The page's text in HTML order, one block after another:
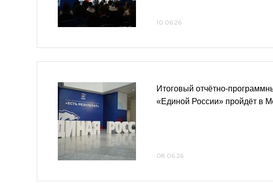
10.06.26
Итоговый отчётно-
«Единой России» пройдёт в
08.06.26